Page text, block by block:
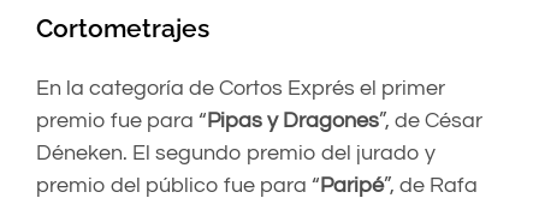
Cortometrajes
En la categoría de Cortos Exprés el primer
premio fue para “Pipas y Dragones”, de César
Déneken. El segundo premio del jurado y
premio del público fue para “Paripé”, de Rafa